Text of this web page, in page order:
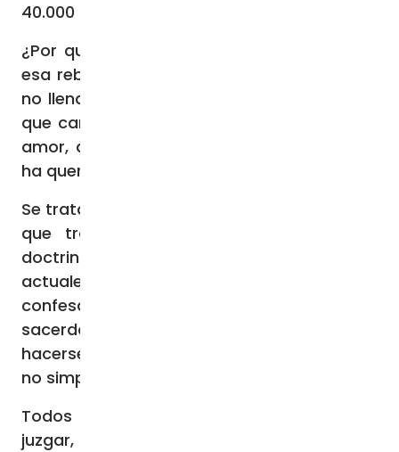
40.000 suscriptores.
¿Por qué rebeldes? Para “traer al siglo XXI
esa rebeldía frente a lo mundano, a lo que
no llena, para seguir a Jesucristo, que es el
que cambió el mundo con la revolución del
amor, del servicio, y a Dios Padre, que nos
ha querido abrir las puertas del cielo”.
Se trata de “un canal católico en castellano
que trata fundamentalmente los temas
doctrinales de la fe y, a la vez, temas
actuales y polémicos”, desde cómo
confesarse o por qué hacerlo con un
sacerdote a otros sobre si es pecado
hacerse tatuajes o “por qué ser católico y
no simplemente cristiano”, puntualiza.
Todos ellos se proponen “en positivo, sin
juzgar, yendo a lo existencial de nuestras